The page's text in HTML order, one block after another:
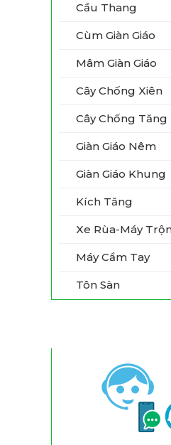
Cầu Thang
Cùm Giàn Giáo
Mâm Giàn Giáo
Cây Chống Xiên
Cây Chống Tăng
Giàn Giáo Nêm
Giàn Giáo Khung
Kích Tăng
Xe Rùa-Máy
Máy Cầm Tay
Tôn Sàn